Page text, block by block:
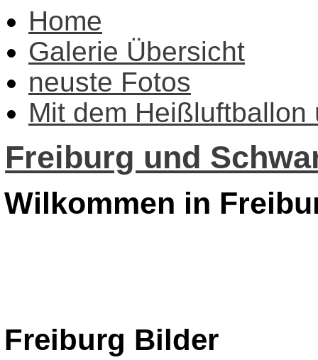
Home
Galerie Übersicht
neuste Fotos
Mit dem Heißluftballon
Freiburg und
Wilkommen in
Freiburg Bilder